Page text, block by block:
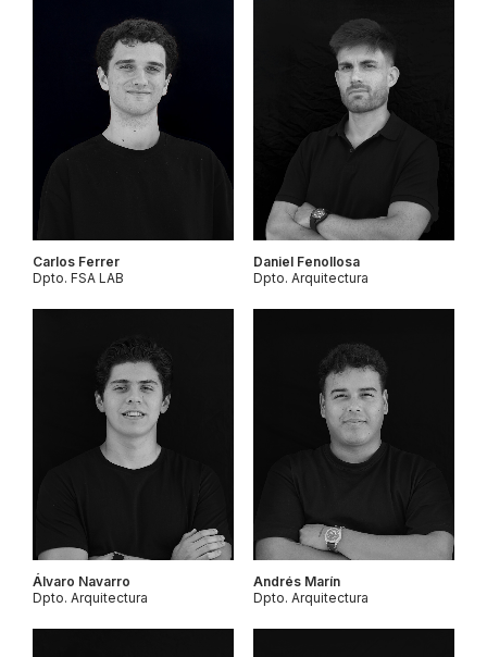
Carlos Ferrer
Dpto. FSA LAB
Daniel Fenollosa
Dpto. Arquitectura
Álvaro Navarro
Dpto. Arquitectura
Andrés Marín
Dpto. Arquitectura